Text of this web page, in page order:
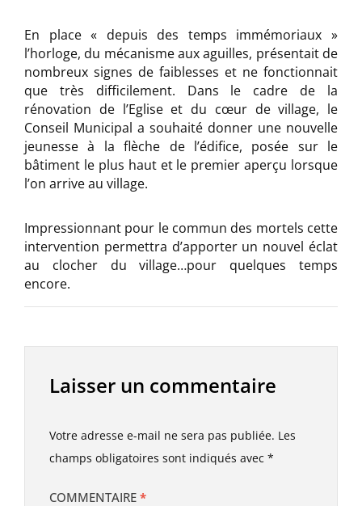
En place « depuis des temps immémoriaux »
l’horloge, du mécanisme aux aguilles, présentait de
nombreux signes de faiblesses et ne fonctionnait
que très difficilement. Dans le cadre de la
rénovation de l’Eglise et du cœur de village, le
Conseil Municipal a souhaité donner une nouvelle
jeunesse à la flèche de l’édifice, posée sur le
bâtiment le plus haut et le premier aperçu lorsque
l’on arrive au village.
Impressionnant pour le commun des mortels cette
intervention permettra d’apporter un nouvel éclat
au clocher du village…pour quelques temps
encore.
Laisser un commentaire
Votre adresse e-mail ne sera pas publiée. Les
champs obligatoires sont indiqués avec *
COMMENTAIRE *